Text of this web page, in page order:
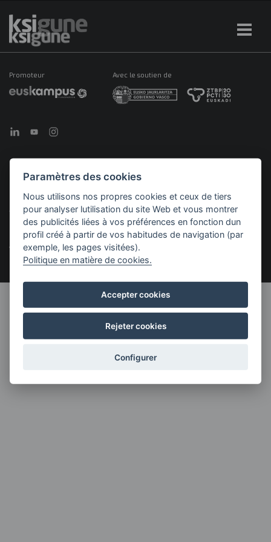
Promoteur Avec le soutien de
Menú
legales
Mentions
légales
Politique en matière de
cookies
Politique de
confidentialité
Paramètres des cookies
Nous utilisons nos propres cookies et ceux de tiers
pour analyser lutilisation du site Web et vous montrer
des publicités liées à vos préférences en fonction dun
profil créé à partir de vos habitudes de navigation (par
exemple, les pages visitées).
Politique en matière de cookies.
Accepter cookies
Rejeter cookies
Configurer